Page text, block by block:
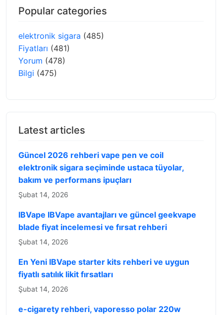
Popular categories
elektronik sigara (485)
Fiyatları (481)
Yorum (478)
Bilgi (475)
Latest articles
Güncel 2026 rehberi vape pen ve coil
elektronik sigara seçiminde ustaca tüyolar,
bakım ve performans ipuçları
Şubat 14, 2026
IBVape IBVape avantajları ve güncel geekvape
blade fiyat incelemesi ve fırsat rehberi
Şubat 14, 2026
En Yeni IBVape starter kits rehberi ve uygun
fiyatlı satılık likit fırsatları
Şubat 14, 2026
e-cigarety rehberi, vaporesso polar 220w